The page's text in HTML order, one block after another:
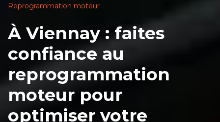
Reprogrammation moteur
À Viennay : faites
confiance au
reprogrammation
moteur pour
optimiser votre